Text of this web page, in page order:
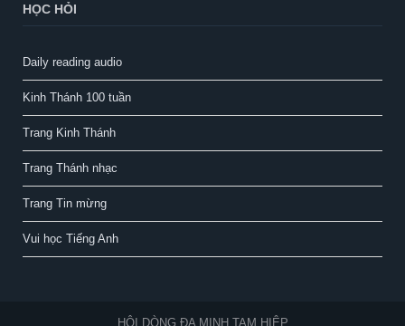
HỌC HỎI
Daily reading audio
Kinh Thánh 100 tuần
Trang Kinh Thánh
Trang Thánh nhạc
Trang Tin mừng
Vui học Tiếng Anh
HỘI DÒNG ĐA MINH TAM HIỆP